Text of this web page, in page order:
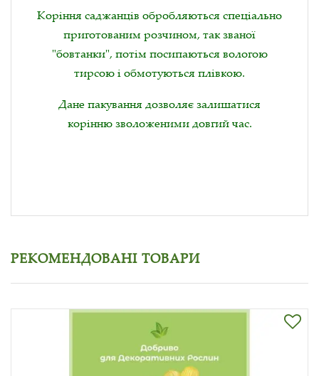
Коріння саджанців обробляються спеціально
приготованим розчином, так званої
"бовтанки", потім посипаються вологою
тирсою і обмотуються плівкою.
Дане пакування дозволяє залишатися
корінню зволоженими довгий час.
РЕКОМЕНДОВАНІ ТОВАРИ